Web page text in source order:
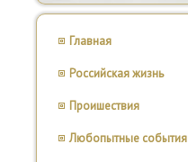
Главная
Российская жизнь
Проишествия
Любопытные события